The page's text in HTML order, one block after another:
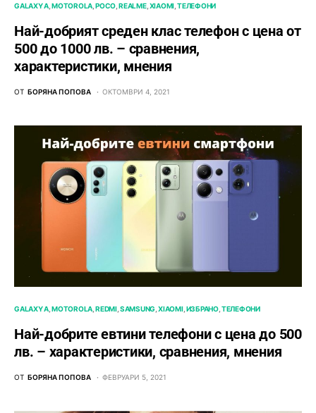
GALAXY A MOTOROLA POCO REALME XIAOMI ТЕЛЕФОНИ
Най-добрият среден клас телефон с цена от
500 до 1000 лв. – сравнения,
характеристики, мнения
ОТ БОРЯНА ПОПОВА ОКТОМВРИ 4, 2021
GALAXY A MOTOROLA REDMI SAMSUNG XIAOMI ИЗБРАНО ТЕЛЕФОНИ
Най-добрите евтини телефони с ценa до 500
лв. – характeристики, сравнения, мнения
ОТ БОРЯНА ПОПОВА ФЕВРУАРИ 5, 2021